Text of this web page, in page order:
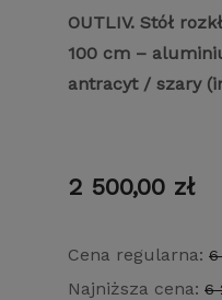
OUTLIV. Stół
100 cm –
antracyt / szary
2 500,00 zł
Cena regularna: 6
Najniższa cena: 6